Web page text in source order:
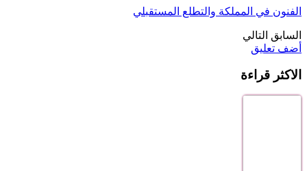
الفنون في المملكة والتطلع المستقبلي
السابق التالي
أضف تعليق
الاكثر قراءة